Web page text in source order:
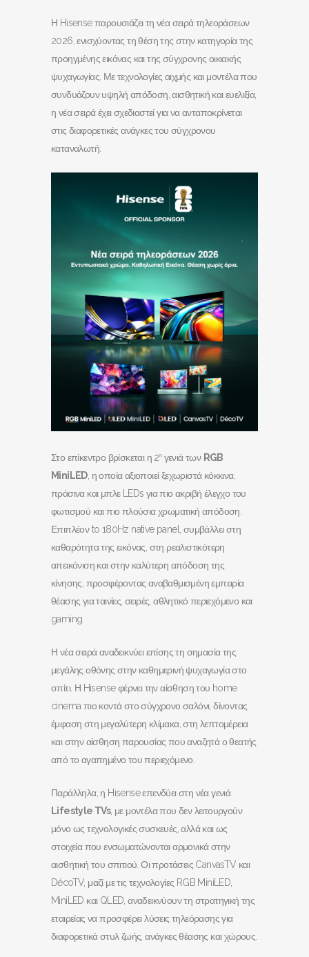
Η Hisense παρουσιάζει τη νέα σειρά τηλεοράσεων
2026, ενισχύοντας τη θέση της στην κατηγορία της
προηγμένης εικόνας και της σύγχρονης οικιακής
ψυχαγωγίας. Με τεχνολογίες αιχμής και μοντέλα που
συνδυάζουν υψηλή απόδοση, αισθητική και ευελιξία,
η νέα σειρά έχει σχεδιαστεί για να ανταποκρίνεται
στις διαφορετικές ανάγκες του σύγχρονου
καταναλωτή.
Στο επίκεντρο βρίσκεται η 2ηγενιά των RGB
MiniLED, η οποία αξιοποιεί ξεχωριστά κόκκινα,
πράσινα και μπλε LEDs για πιο ακριβή έλεγχο του
φωτισμού και πιο πλούσια χρωματική απόδοση.
Επιπλέον to 180Hz native panel, συμβάλλει στη
καθαρότητα της εικόνας, στη ρεαλιστικότερη
απεικόνιση και στην καλύτερη απόδοση της
κίνησης, προσφέροντας αναβαθμισμένη εμπειρία
θέασης για ταινίες, σειρές, αθλητικό περιεχόμενο και
gaming.
Η νέα σειρά αναδεικνύει επίσης τη σημασία της
μεγάλης οθόνης στην καθημερινή ψυχαγωγία στο
σπίτι. Η Hisense φέρνει την αίσθηση του home
cinema πιο κοντά στο σύγχρονο σαλόνι, δίνοντας
έμφαση στη μεγαλύτερη κλίμακα, στη λεπτομέρεια
και στην αίσθηση παρουσίας που αναζητά ο θεατής
από το αγαπημένο του περιεχόμενο.
Παράλληλα, η Hisense επενδύει στη νέα γενιά
Lifestyle TVs, με μοντέλα που δεν λειτουργούν
μόνο ως τεχνολογικές συσκευές, αλλά και ως
στοιχεία που ενσωματώνονται αρμονικά στην
αισθητική του σπιτιού. Οι προτάσεις CanvasTV και
DécoTV, μαζί με τις τεχνολογίες RGB MiniLED,
MiniLED και QLED, αναδεικνύουν τη στρατηγική της
εταιρείας να προσφέρει λύσεις τηλεόρασης για
διαφορετικά στυλ ζωής, ανάγκες θέασης και χώρους.